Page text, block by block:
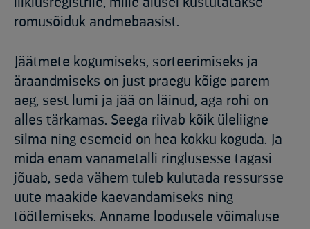
romusõiduk andmebaasist.
Jäätmete kogumiseks, sorteerimiseks ja
äraandmiseks on just praegu kõige parem
aeg, sest lumi ja jää on läinud, aga rohi on
alles tärkamas. Seega riivab kõik üleliigne
silma ning esemeid on hea kokku koguda. Ja
mida enam vanametalli ringlusesse tagasi
jõuab, seda vähem tuleb kulutada ressursse
uute maakide kaevandamiseks ning
töötlemiseks. Anname loodusele võimaluse